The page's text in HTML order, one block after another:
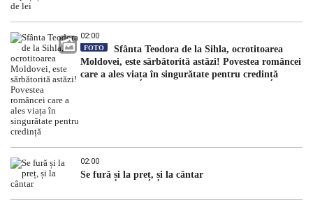
02:00
FOTO
Sfânta Teodora de la Sihla, ocrotitoarea
Moldovei, este sărbătorită astăzi! Povestea româncei
care a ales viața în singurătate pentru credință
02:00
Se fură și la preț, și la cântar